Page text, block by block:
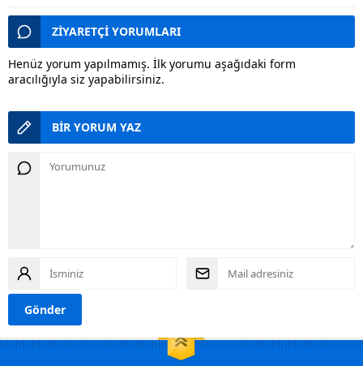
ZİYARETÇİ YORUMLARI
Henüz yorum yapılmamış. İlk yorumu aşağıdaki form
aracılığıyla siz yapabilirsiniz.
BİR YORUM YAZ